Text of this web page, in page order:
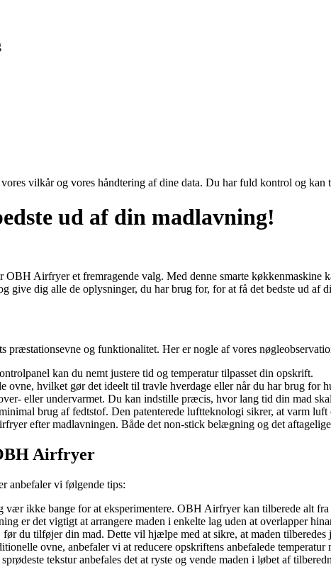
vilkår og vores håndtering af dine data. Du har fuld kontrol og kan
ud af din madlavning!
OBH Airfryer et fremragende valg. Med denne smarte
dig alle de oplysninger, du har brug for, for at få det bedste ud af
og funktionalitet. Her er nogle af vores
kan du nemt justere tid og temperatur tilpasset din opskrift.
hvilket gør det ideelt til travle hverdage eller når du har brug for
eller undervarmet. Du kan indstille præcis, hvor lang tid din mad
brug af fedtstof. Den patenterede luftteknologi sikrer, at varm
efter madlavningen. Både det non-stick belægning og det
Airfryer
anbefaler vi følgende tips:
vær ikke bange for at eksperimentere. OBH Airfryer kan tilberede alt
er det vigtigt at arrangere maden i enkelte lag uden at overlapper
du tilføjer din mad. Dette vil hjælpe med at sikre, at maden
ovne, anbefaler vi at reducere opskriftens anbefalede temperatur
tekstur anbefales det at ryste og vende maden i løbet af